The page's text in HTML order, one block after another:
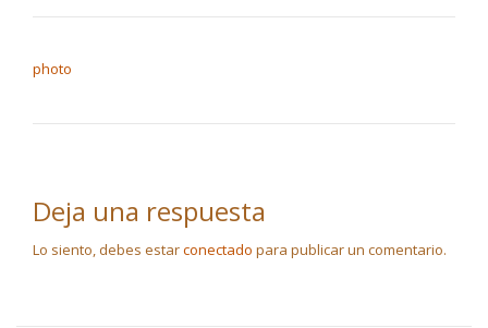
photo
Deja una respuesta
Lo siento, debes estarconectado para publicar un comentario.